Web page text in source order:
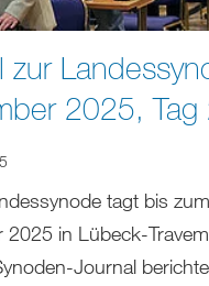
zur
2025, Tag
tagt bis
2025 in Lübeck-
Journal